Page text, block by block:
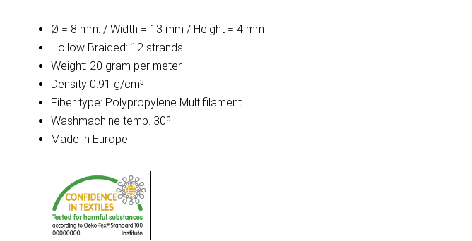
Ø = 8 mm. / Width = 13 mm / Height = 4 mm
Hollow Braided: 12 strands
Weight: 20 gram per meter
Density 0.91 g/cm³
Fiber type: Polypropylene Multifilament
Washmachine temp. 30º
Made in Europe